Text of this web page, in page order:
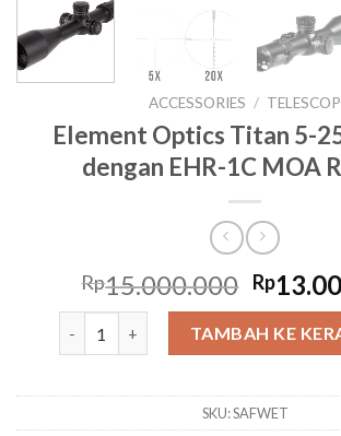
ACCESSORIES / TELESCOP
Element Optics Titan 5-
dengan EHR-1C MOA
Rp15.000.000 Harga
aslinya
adalah:
Rp
TAMBAH KE
SKU:SAFWET